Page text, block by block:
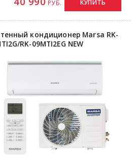
РУБ. КУПИТЬ
кондиционер Marsa RK-
RK-09MTI2EG NEW